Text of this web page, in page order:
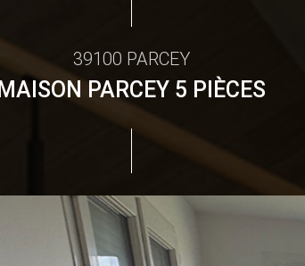
39100 PARCEY
MAISON PARCEY 5 PIÈCES